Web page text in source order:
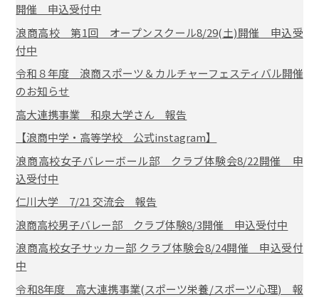
開催 申込受付中
浪商高校 第1回 オープンスクール8/29(土)開催 申込受
付中
令和８年度 浪商スポーツ＆カルチャーフェスティバル開催
のお知らせ
高大連携事業 和泉大学さん 報告
【浪商中学・高等学校 公式instagram】
浪商高校女子バレーボール部 クラブ体験会8/22開催 申
込受付中
仁川大学 7/21 交流会 報告
浪商高校男子バレー部 クラブ体験8/3開催 申込受付中
浪商高校女子サッカー部 クラブ体験会8/24開催 申込受付
中
令和8年度 高大連携事業(スポーツ栄養/スポーツ心理) 報